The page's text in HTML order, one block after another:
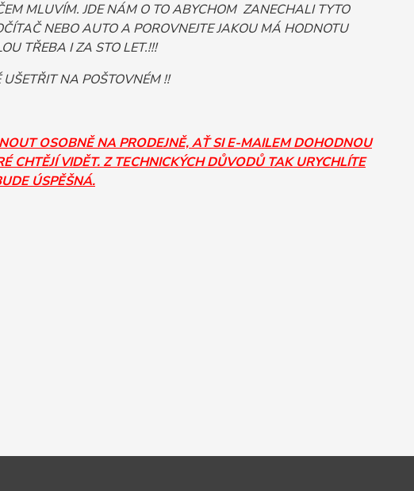
MLUVÍM. JDE NÁM O TO ABYCHOM ZANECHALI TYTO
NEBO AUTO A POROVNEJTE JAKOU MÁ HODNOTU
TŘEBA I ZA STO LET.!!!
NA POŠTOVNÉM !!
OSOBNĚ NA PRODEJNĚ, AŤ SI E-MAILEM DOHODNOU
CHTĚJÍ VIDĚT. Z TECHNICKÝCH DŮVODŮ TAK URYCHLÍTE
ÚSPĚŠNÁ.